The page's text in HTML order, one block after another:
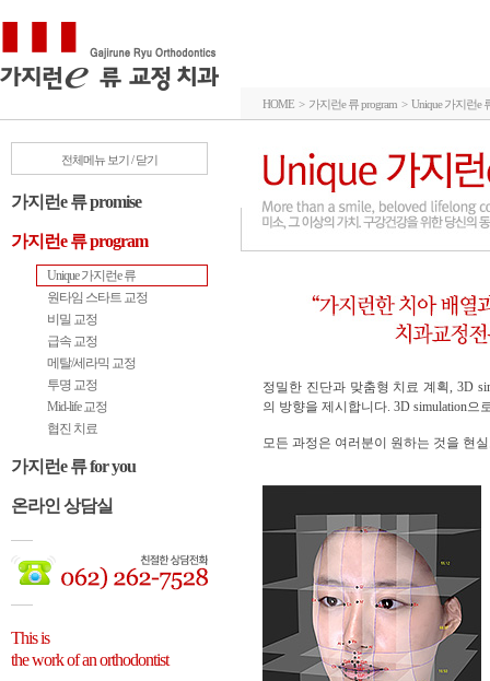
HOME > 가지런e 류 program > Unique 가지런e
전체메뉴 보기 / 닫기
가지런e 류 promise
가지런e 류 program
Unique 가지런e 류
원타임 스타트 교정
비밀 교정
급속 교정
메탈/세라믹 교정
투명 교정
Mid-life 교정
협진 치료
가지런e 류 for you
온라인 상담실
This is
the work of an orthodontist
정밀한 진단과 맞춤형 치료 계획, 3D
의 방향을 제시합니다. 3D simulation
모든 과정은 여러분이 원하는 것을 현